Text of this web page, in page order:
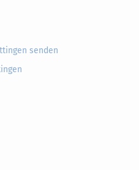
senden